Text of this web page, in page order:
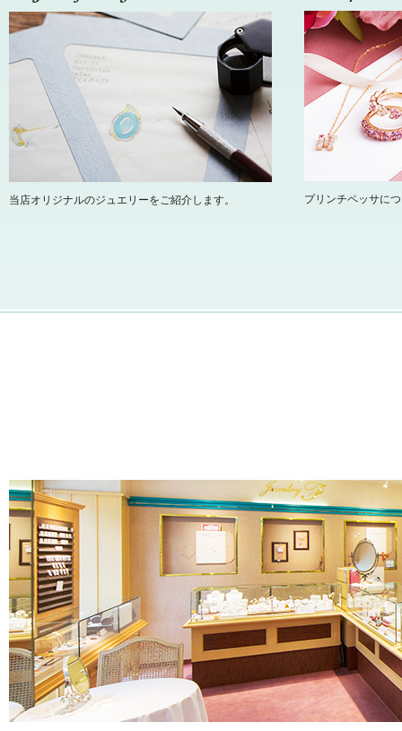
当店オリジナルのジュエリーをご紹介します。 プリンチペッサに